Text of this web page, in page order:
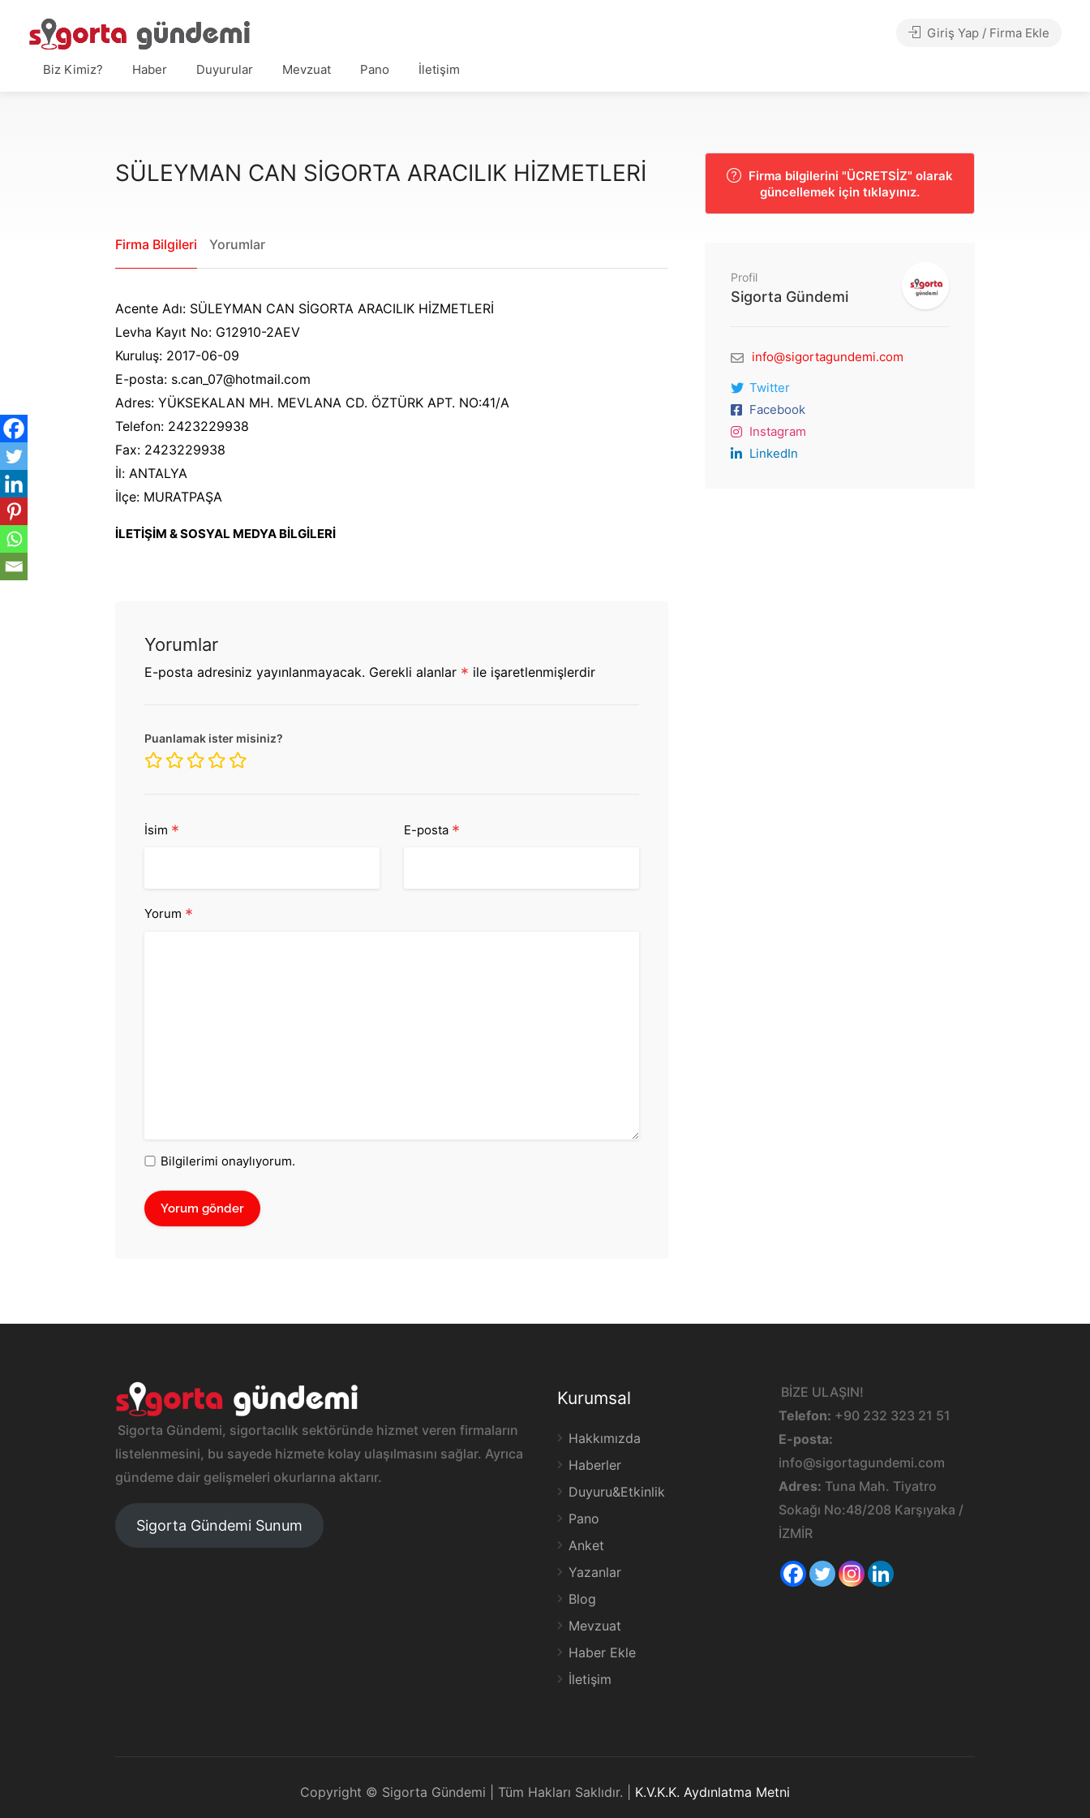
Biz Kimiz? Haber Duyurular Mevzuat Pano İletişim
Giriş Yap / Firma Ekle
SÜLEYMAN CAN SİGORTA ARACILIK HİZMETLERİ
Firma Bilgileri Yorumlar
Acente Adı: SÜLEYMAN CAN SİGORTA ARACILIK HİZMETLERİ
Levha Kayıt No: G12910-2AEV
Kuruluş: 2017-06-09
E-posta: s.can_07@hotmail.com
Adres: YÜKSEKALAN MH. MEVLANA CD. ÖZTÜRK APT. NO:41/A
Telefon: 2423229938
Fax: 2423229938
İl: ANTALYA
İlçe: MURATPAŞA
İLETİŞİM & SOSYAL MEDYA BİLGİLERİ
Yorumlar
E-posta adresiniz yayınlanmayacak. Gerekli alanlar * ile işaretlenmişlerdir
Puanlamak ister misiniz?
İsim * E-posta *
Yorum *
Bilgilerimi onaylıyorum.
Firma bilgilerini "ÜCRETSİZ" olarak
güncellemek için tıklayınız.
Profil
Sigorta Gündemi
info@sigortagundemi.com
Twitter
Facebook
Instagram
LinkedIn
Sigorta Gündemi, sigortacılık sektöründe hizmet veren firmaların
listelenmesini, bu sayede hizmete kolay ulaşılmasını sağlar. Ayrıca
gündeme dair gelişmeleri okurlarına aktarır.
Sigorta Gündemi Sunum
Kurumsal
Hakkımızda
Haberler
Duyuru&Etkinlik
Pano
Anket
Yazanlar
Blog
Mevzuat
Haber Ekle
İletişim
BİZE ULAŞIN!
Telefon: +90 232 323 21 51
E-posta:
info@sigortagundemi.com
Adres: Tuna Mah. Tiyatro
Sokağı No:48/208 Karşıyaka /
İZMİR
Copyright © Sigorta Gündemi | Tüm Hakları Saklıdır. | K.V.K.K. Aydınlatma Metni